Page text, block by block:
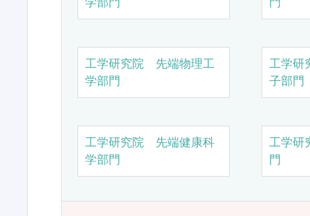
工学研究院 先端物理工
学部門
工学研
子部門
工学研究院 先端健康科
学部門
工学研
門